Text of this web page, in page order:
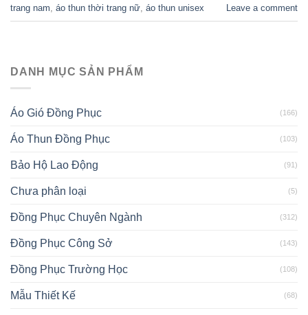
trang nam áo thun thời trang nữ áo thun unisex Leave a comment
DANH MỤC SẢN PHẨM
Áo Gió Đồng Phục (166)
Áo Thun Đồng Phục (103)
Bảo Hộ Lao Động (91)
Chưa phân loại (5)
Đồng Phục Chuyên Ngành (312)
Đồng Phục Công Sở (143)
Đồng Phục Trường Học (108)
Mẫu Thiết Kế (68)